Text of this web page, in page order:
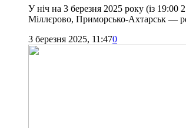
У ніч на 3 березня 2025 року (із 19:00
Міллєрово, Приморсько-Ахтарськ —
3 березня 2025, 11:470